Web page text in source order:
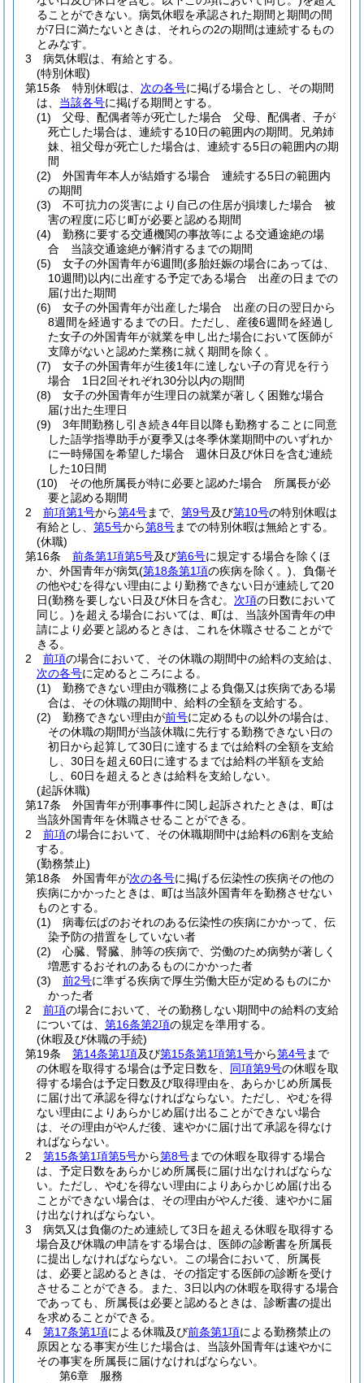
ることができない。 病気休暇を承認された期間と期間の間
が7日に満たないときは、それらの2の期間は連続するもの
とみなす。
3
病気休暇は、有給とする。
(特別休暇)
第15条
特別休暇は、 次の各号に掲げる場合とし、その期間
は、 当該各号に掲げる期間とする。
(1)
父母、配偶者等が死亡した場合 父母、配偶者、子が
死亡した場合は、連続する10日の範囲内の期間。
兄弟姉
妹、祖父母が死亡した場合は、連続する5日の範囲内の期
間
(2)
外国青年本人が結婚する場合 連続する5日の範囲内
の期間
(3)
不可抗力の災害により自己の住居が損壊した場合 被
害の程度に応じ町が必要と認める期間
(4)
勤務に要する交通機関の事故等による交通途絶の場
合 当該交通途絶が解消するまでの期間
(5)
女子の外国青年が6週間(多胎妊娠の場合にあっては、
10週間)以内に出産する予定である場合 出産の日までの
届け出た期間
(6)
女子の外国青年が出産した場合 出産の日の翌日から
8週間を経過するまでの日。 ただし、産後6週間を経過し
た女子の外国青年が就業を申し出た場合において医師が
支障がないと認めた業務に就く期間を除く。
(7)
女子の外国青年が生後1年に達しない子の育児を行う
場合 1日2回それぞれ30分以内の期間
(8)
女子の外国青年が生理日の就業が著しく困難な場合
届け出た生理日
(9)
3年間勤務し引き続き4年目以降も勤務することに同意
した語学指導助手が夏季又は冬季休業期間中のいずれか
に一時帰国を希望した場合 週休日及び休日を含む連続
した10日間
(10)
その他所属長が特に必要と認めた場合 所属長が必
要と認める期間
2
前項第1号から第4号まで、 第9号及び第10号の特別休暇は
有給とし、 第5号から第8号までの特別休暇は無給とする。
(休職)
第16条
前条第1項第5号及び第6号に規定する場合を除くほ
か、外国青年が病気(第18条第1項の疾病を除く。) 、負傷そ
の他やむを得ない理由により勤務できない日が連続して20
日(勤務を要しない日及び休日を含む。 次項の日数において
同じ。)を超える場合においては、町は、当該外国青年の申
請により必要と認めるときは、これを休職させることがで
きる。
2
前項の場合において、その休職の期間中の給料の支給は、
次の各号に定めるところによる。
(1)
勤務できない理由が職務による負傷又は疾病である場
合は、その休職の期間中、給料の全額を支給する。
(2)
勤務できない理由が前号に定めるもの以外の場合は、
その休職の期間が当該休職に先行する勤務できない日の
初日から起算して30日に達するまでは給料の全額を支給
し、30日を超え60日に達するまでは給料の半額を支給
し、60日を超えるときは給料を支給しない。
(起訴休職)
第17条
外国青年が刑事事件に関し起訴されたときは、町は
当該外国青年を休職させることができる。
2
前項の場合において、その休職期間中は給料の6割を支給
する。
(勤務禁止)
第18条
外国青年が次の各号に掲げる伝染性の疾病その他の
疾病にかかったときは、町は当該外国青年を勤務させない
ものとする。
(1)
病毒伝ぱのおそれのある伝染性の疾病にかかって、伝
染予防の措置をしていない者
(2)
心臓、腎臓、肺等の疾病で、労働のため病勢が著しく
増悪するおそれのあるものにかかった者
(3)
前2号に準ずる疾病で厚生労働大臣が定めるものにか
かった者
2
前項の場合において、その勤務しない期間中の給料の支給
については、 第16条第2項の規定を準用する。
(休暇及び休職の手続)
第19条
第14条第1項及び第15条第1項第1号から第4号まで
の休暇を取得する場合は予定日数を、 同項第9号の休暇を取
得する場合は予定日数及び取得理由を、あらかじめ所属長
に届け出て承認を得なければならない。 ただし、やむを得
ない理由によりあらかじめ届け出ることができない場合
は、その理由がやんだ後、速やかに届け出て承認を得なけ
ればならない。
2
第15条第1項第5号から第8号までの休暇を取得する場合
は、予定日数をあらかじめ所属長に届け出なければならな
い。 ただし、やむを得ない理由によりあらかじめ届け出る
ことができない場合は、その理由がやんだ後、速やかに届
け出なければならない。
3
病気又は負傷のため連続して3日を超える休暇を取得する
場合及び休職の申請をする場合は、医師の診断書を所属長
に提出しなければならない。
この場合において、所属長
は、必要と認めるときは、その指定する医師の診断を受け
させることができる。
また、3日以内の休暇を取得する場合
であっても、所属長は必要と認めるときは、診断書の提出
を求めることができる。
4
第17条第1項による休職及び前条第1項による勤務禁止の
原因となる事実が生じた場合は、当該外国青年は速やかに
その事実を所属長に届けなければならない。
第6章
服務